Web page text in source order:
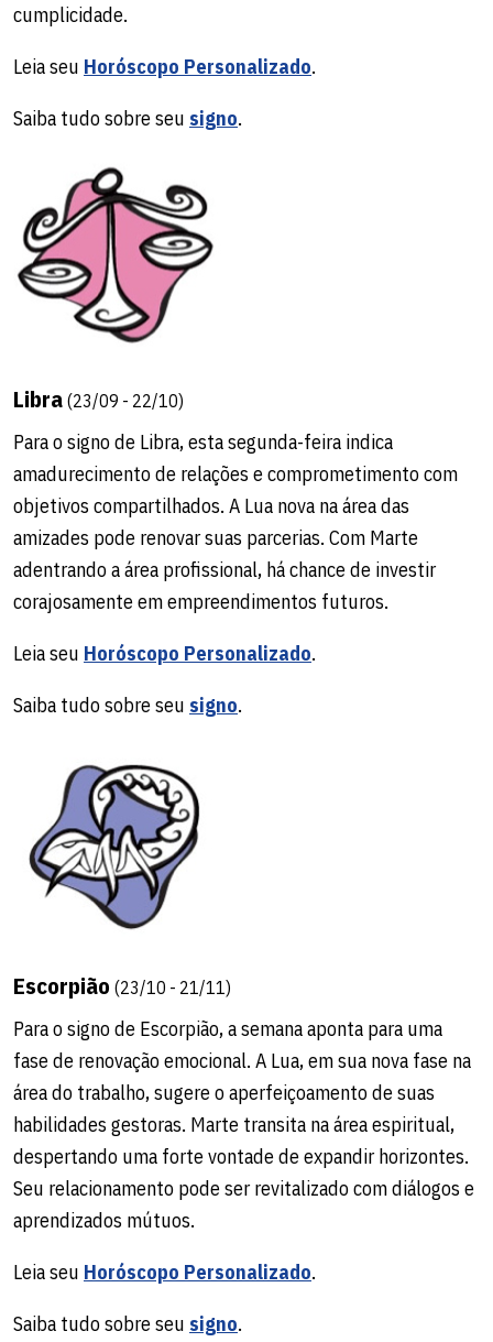
cumplicidade.
Leia seu Horóscopo Personalizado.
Saiba tudo sobre seu signo.
Libra (23/09 - 22/10)
Para o signo de Libra, esta segunda-feira indica
amadurecimento de relações e comprometimento com
objetivos compartilhados. A Lua nova na área das
amizades pode renovar suas parcerias. Com Marte
adentrando a área profissional, há chance de investir
corajosamente em empreendimentos futuros.
Leia seu Horóscopo Personalizado.
Saiba tudo sobre seu signo.
Escorpião (23/10 - 21/11)
Para o signo de Escorpião, a semana aponta para uma
fase de renovação emocional. A Lua, em sua nova fase na
área do trabalho, sugere o aperfeiçoamento de suas
habilidades gestoras. Marte transita na área espiritual,
despertando uma forte vontade de expandir horizontes.
Seu relacionamento pode ser revitalizado com diálogos e
aprendizados mútuos.
Leia seu Horóscopo Personalizado.
Saiba tudo sobre seu signo.